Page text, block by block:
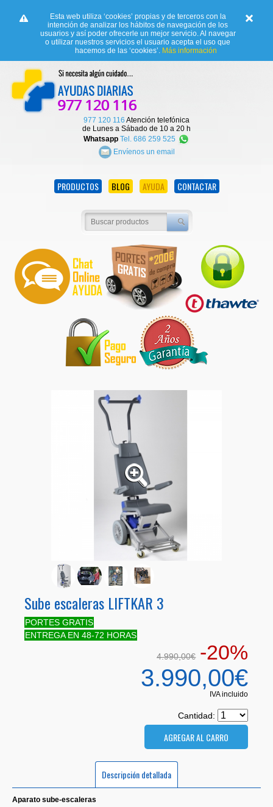
Esta web utiliza ‘cookies’ propias y de terceros con la
intención de analizar los hábitos de navegación de los
usuarios y así poder ofrecerle un mejor servicio. Al navegar
o utilizar nuestros servicios el usuario acepta el uso que
hacemos de las ‘cookies’. Más información
977 120 116 Atención telefónica
de Lunes a Sábado de 10 a 20 h
Whatsapp Tel. 686 259 525
Envíenos un email
PRODUCTOS BLOG AYUDA CONTACTAR
Sube escaleras LIFTKAR 3
PORTES GRATIS
ENTREGA EN 48-72 HORAS
4.990,00€ -20%
3.990,00€
IVA incluido
Cantidad:
Descripción detallada
Aparato sube-escaleras